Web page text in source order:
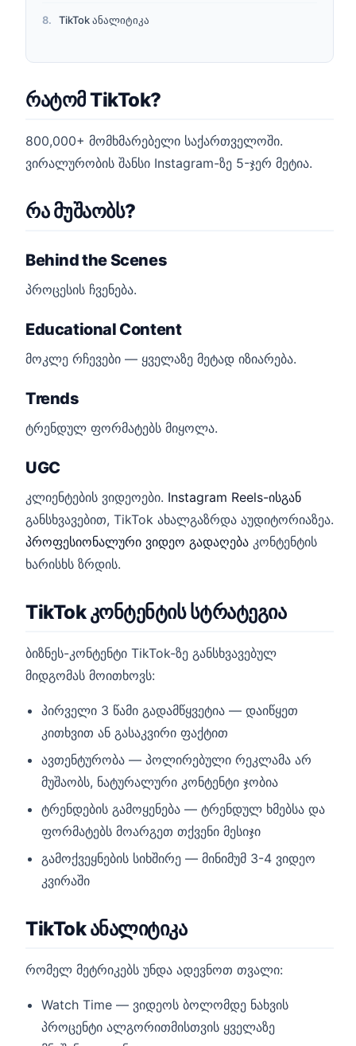
TikTok ანალიტიკა
რატომ TikTok?
800,000+ მომხმარებელი საქართველოში.
ვირალურობის შანსი Instagram-ზე 5-ჯერ მეტია.
რა მუშაობს?
Behind the Scenes
პროცესის ჩვენება.
Educational Content
მოკლე რჩევები — ყველაზე მეტად იზიარება.
Trends
ტრენდულ ფორმატებს მიყოლა.
UGC
კლიენტების ვიდეოები. Instagram Reels-ისგან
განსხვავებით, TikTok ახალგაზრდა აუდიტორიაზეა.
პროფესიონალური ვიდეო გადაღება კონტენტის
ხარისხს ზრდის.
TikTok კონტენტის სტრატეგია
ბიზნეს-კონტენტი TikTok-ზე განსხვავებულ
მიდგომას მოითხოვს:
პირველი 3 წამი გადამწყვეტია — დაიწყეთ
კითხვით ან გასაკვირი ფაქტით
ავთენტურობა — პოლირებული რეკლამა არ
მუშაობს, ნატურალური კონტენტი ჯობია
ტრენდების გამოყენება — ტრენდულ ხმებსა და
ფორმატებს მოარგეთ თქვენი მესიჯი
გამოქვეყნების სიხშირე — მინიმუმ 3-4 ვიდეო
კვირაში
TikTok ანალიტიკა
რომელ მეტრიკებს უნდა ადევნოთ თვალი:
Watch Time — ვიდეოს ბოლომდე ნახვის
პროცენტი ალგორითმისთვის ყველაზე